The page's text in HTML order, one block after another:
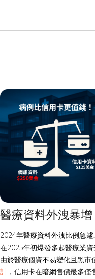
醫療資料外洩暴
2024年醫療資料外洩比例急
在2025年初爆發多起醫療業資
由於醫療個資不易變化且黑
計 ，信用卡在暗網售價最多